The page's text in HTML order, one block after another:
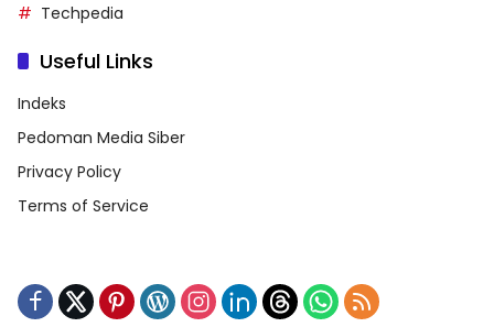
Techpedia
Useful Links
Indeks
Pedoman Media Siber
Privacy Policy
Terms of Service